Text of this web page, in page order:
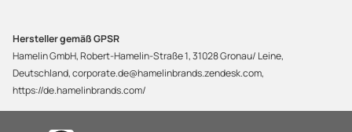
Hersteller gemäß GPSR
Hamelin GmbH, Robert-Hamelin-Straße 1, 31028 Gronau/ Leine,
Deutschland, corporate.de@hamelinbrands.zendesk.com,
https://de.hamelinbrands.com/